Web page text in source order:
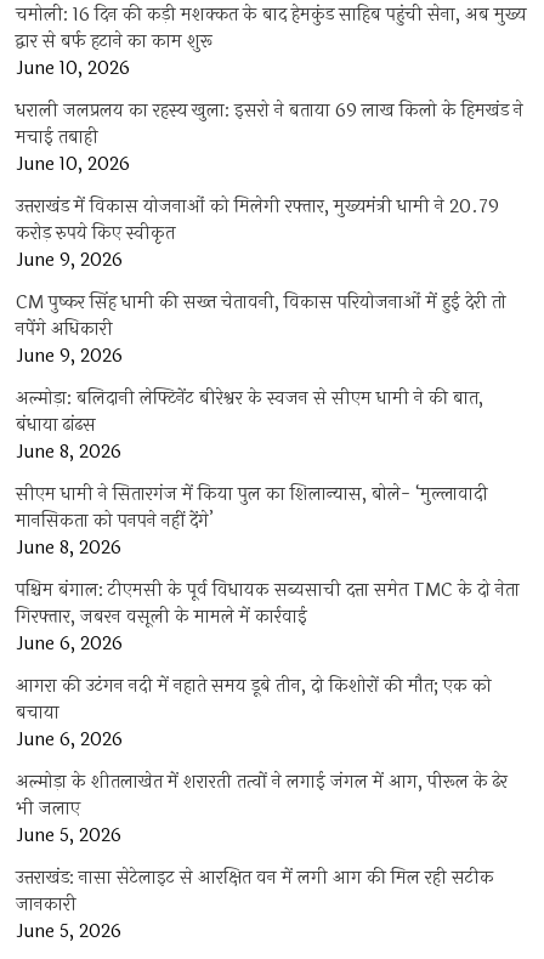
चमोली: 16 दिन की कड़ी मशक्कत के बाद हेमकुंड साहिब पहुंची सेना, अब मुख्य
द्वार से बर्फ हटाने का काम शुरू
June 10, 2026
धराली जलप्रलय का रहस्य खुला: इसरो ने बताया 69 लाख किलो के हिमखंड ने
मचाई तबाही
June 10, 2026
उत्तराखंड में विकास योजनाओं को मिलेगी रफ्तार, मुख्यमंत्री धामी ने 20.79
करोड़ रुपये किए स्वीकृत
June 9, 2026
CM पुष्कर सिंह धामी की सख्त चेतावनी, विकास परियोजनाओं में हुई देरी तो
नपेंगे अधिकारी
June 9, 2026
अल्मोड़ा: बलिदानी लेफ्टिनेंट बीरेश्वर के स्वजन से सीएम धामी ने की बात,
बंधाया ढांढस
June 8, 2026
सीएम धामी ने सितारगंज में किया पुल का शिलान्यास, बोले- ‘मुल्लावादी
मानसिकता को पनपने नहीं देंगे’
June 8, 2026
पश्चिम बंगाल: टीएमसी के पूर्व विधायक सब्यसाची दत्ता समेत TMC के दो नेता
गिरफ्तार, जबरन वसूली के मामले में कार्रवाई
June 6, 2026
आगरा की उटंगन नदी में नहाते समय डूबे तीन, दो किशोरों की मौत; एक को
बचाया
June 6, 2026
अल्मोड़ा के शीतलाखेत में शरारती तत्वों ने लगाई जंगल में आग, पीरूल के ढेर
भी जलाए
June 5, 2026
उत्तराखंड: नासा सेटेलाइट से आरक्षित वन में लगी आग की मिल रही सटीक
जानकारी
June 5, 2026